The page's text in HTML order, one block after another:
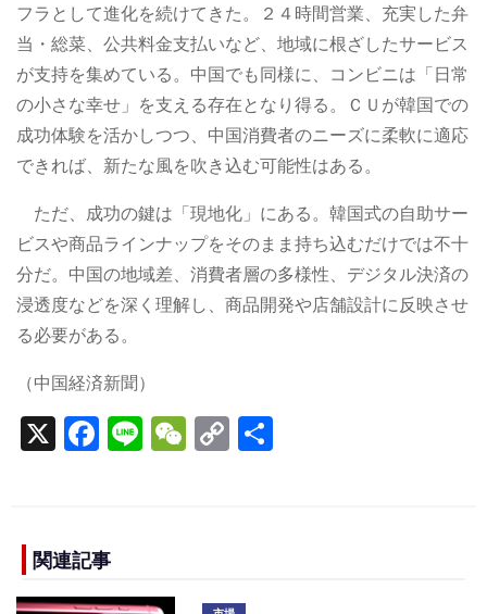
フラとして進化を続けてきた。２４時間営業、充実した弁
当・総菜、公共料金支払いなど、地域に根ざしたサービス
が支持を集めている。中国でも同様に、コンビニは「日常
の小さな幸せ」を支える存在となり得る。ＣＵが韓国での
成功体験を活かしつつ、中国消費者のニーズに柔軟に適応
できれば、新たな風を吹き込む可能性はある。
ただ、成功の鍵は「現地化」にある。韓国式の自助サー
ビスや商品ラインナップをそのまま持ち込むだけでは不十
分だ。中国の地域差、消費者層の多様性、デジタル決済の
浸透度などを深く理解し、商品開発や店舗設計に反映させ
る必要がある。
（中国経済新聞）
X F
a
e
b
Li
n
W
e
C
o
関連記事